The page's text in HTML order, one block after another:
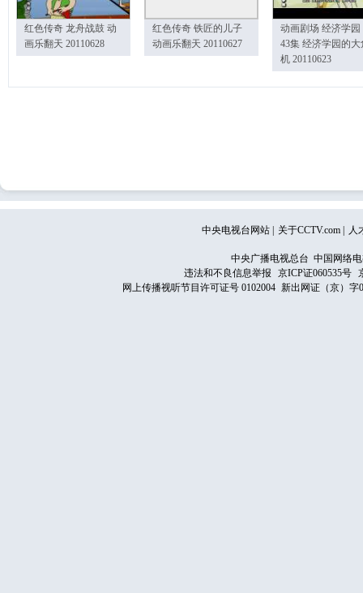
红色传奇 龙舟战鼓 动
画乐翻天 20110628
红色传奇 铁匠的儿子
动画乐翻天 20110627
动画剧场 经济学园
43集 经济学园的大
机 20110623
中央电视台网站 关于CCTV.com 人
中央广播电视总台 中国网络
违法和不良信息举报
京ICP证060535号
网上传播视听节目许可证号 0102004 新出网证（京）